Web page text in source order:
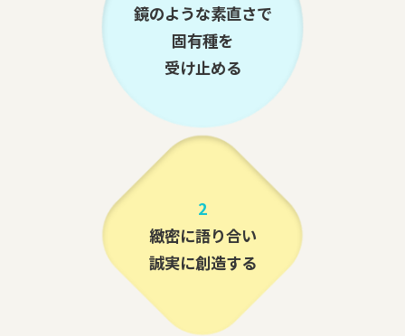
鏡のような素直さで
固有種を
受け止める
2
緻密に語り合い
誠実に創造する